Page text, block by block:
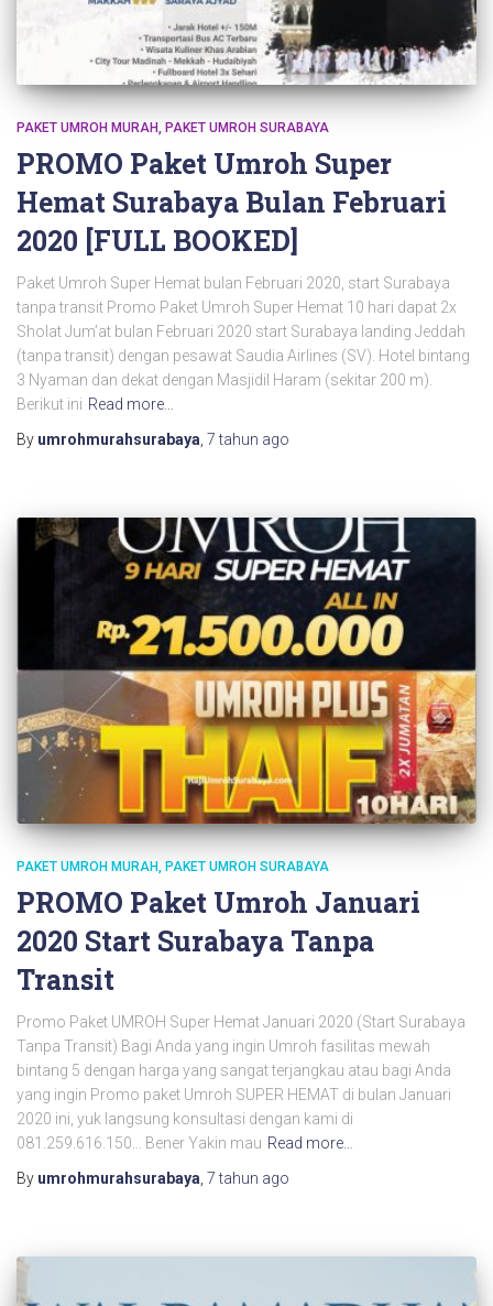
PAKET UMROH MURAH PAKET UMROH SURABAYA
PROMO Paket Umroh Super
Hemat Surabaya Bulan Februari
2020 [FULL BOOKED]
Paket Umroh Super Hemat bulan Februari 2020, start Surabaya
tanpa transit Promo Paket Umroh Super Hemat 10 hari dapat 2x
Sholat Jum’at bulan Februari 2020 start Surabaya landing Jeddah
(tanpa transit) dengan pesawat Saudia Airlines (SV). Hotel bintang
3 Nyaman dan dekat dengan Masjidil Haram (sekitar 200 m).
Berikut ini Read more…
By umrohmurahsurabaya 7 tahun ago
PAKET UMROH MURAH PAKET UMROH SURABAYA
PROMO Paket Umroh Januari
2020 Start Surabaya Tanpa
Transit
Promo Paket UMROH Super Hemat Januari 2020 (Start Surabaya
Tanpa Transit) Bagi Anda yang ingin Umroh fasilitas mewah
bintang 5 dengan harga yang sangat terjangkau atau bagi Anda
yang ingin Promo paket Umroh SUPER HEMAT di bulan Januari
2020 ini, yuk langsung konsultasi dengan kami di
081.259.616.150… Bener Yakin mau Read more…
By umrohmurahsurabaya, 7 tahun ago